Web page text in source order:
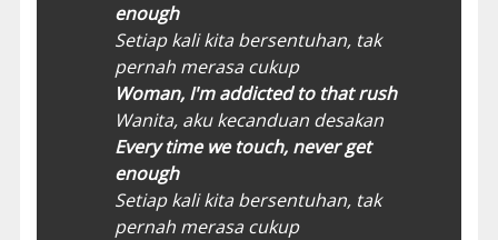
enough
Setiap kali kita bersentuhan, tak
pernah merasa cukup
Woman, I'm addicted to that rush
Wanita, aku kecanduan desakan
Every time we touch, never get
enough
Setiap kali kita bersentuhan, tak
pernah merasa cukup